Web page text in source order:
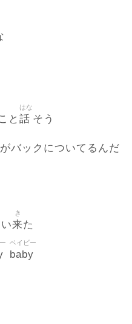
と 話
はな
そう
がバックについてるんだ
来
き
た
baby
ベイビー